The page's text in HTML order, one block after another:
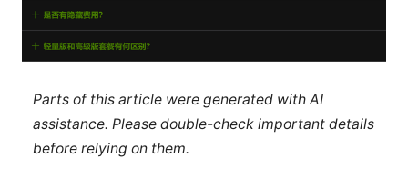
Parts of this article were generated with AI
assistance. Please double-check important details
before relying on them.